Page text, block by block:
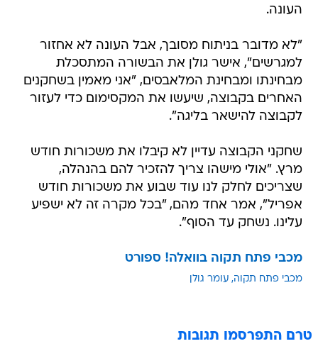
העונה.
"לא מדובר בניתוח מסובך, אבל העונה לא אחזור
למגרשים", אישר גולן את הבשורה המתסכלת
מבחינתו ומבחינת המלאבסים, "אני מאמין בשחקנים
האחרים בקבוצה, שיעשו את המקסימום כדי לעזור
לקבוצה להישאר בליגה".
שחקני הקבוצה עדיין לא קיבלו את משכורות חודש
מרץ. "אולי מישהו צריך להזכיר להם בהנהלה,
שצריכים לחלק לנו עוד שבוע את משכורות חודש
אפריל", אמר אחד מהם, "בכל מקרה זה לא ישפיע
עלינו. נשחק עד הסוף".
מכבי פתח תקוה בוואלה! ספורט
מכבי פתח תקוה עומר גולן
טרם התפרסמו תגובות